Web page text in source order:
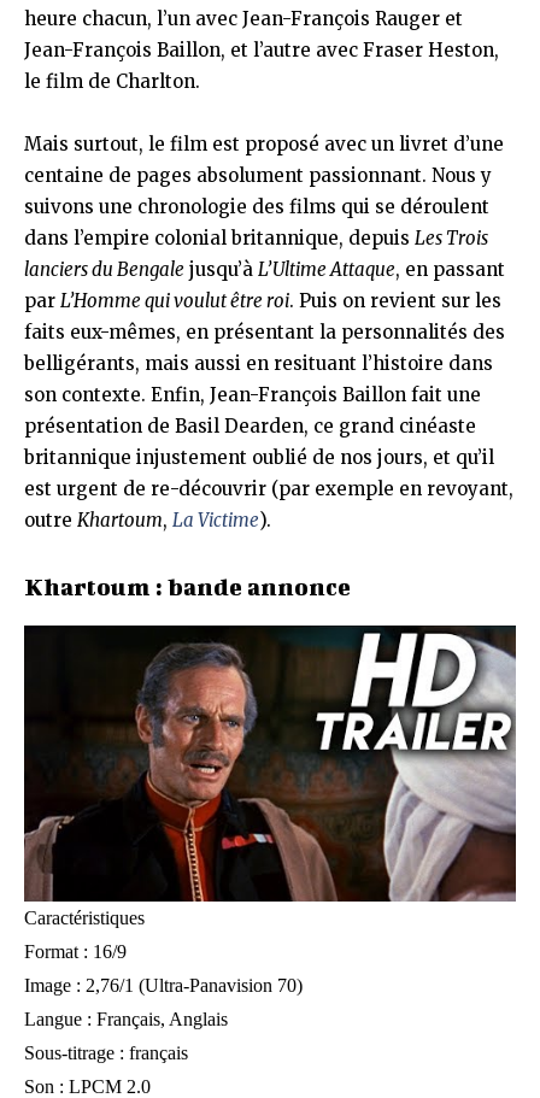
heure chacun, l’un avec Jean-François Rauger et
Jean-François Baillon, et l’autre avec Fraser Heston,
le film de Charlton.
Mais surtout, le film est proposé avec un livret d’une
centaine de pages absolument passionnant. Nous y
suivons une chronologie des films qui se déroulent
dans l’empire colonial britannique, depuis Les Trois
lanciers du Bengale jusqu’à L’Ultime Attaque, en passant
par L’Homme qui voulut être roi. Puis on revient sur les
faits eux-mêmes, en présentant la personnalités des
belligérants, mais aussi en resituant l’histoire dans
son contexte. Enfin, Jean-François Baillon fait une
présentation de Basil Dearden, ce grand cinéaste
britannique injustement oublié de nos jours, et qu’il
est urgent de re-découvrir (par exemple en revoyant,
outre Khartoum, La Victime).
Khartoum : bande annonce
Caractéristiques
Format : 16/9
Image : 2,76/1 (Ultra-Panavision 70)
Langue : Français, Anglais
Sous-titrage : français
Son : LPCM 2.0